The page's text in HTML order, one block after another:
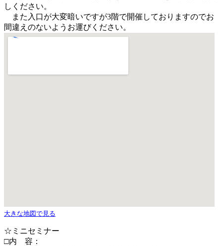
しください。
また入口が大変暗いですが3階で開催しておりますのでお
間違えのないようお運びください。
大きな地図で見る
☆ミニセミナー
□内 容：